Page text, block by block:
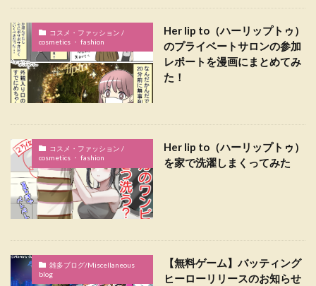
コスメ・ファッション /
cosmetics ・ fashion
Her lip to（ハーリップトゥ）
のプライベートサロンの参加
レポートを漫画にまとめてみ
た！
コスメ・ファッション /
cosmetics ・ fashion
Her lip to（ハーリップトゥ）
を家で洗濯しまくってみた
雑多ブログ/Miscellaneous
blog
【無料ゲーム】バッティング
ヒーローリリースのお知らせ